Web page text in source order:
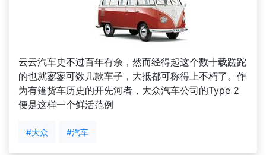
云云汽车史不过百年有余，然而经得起这个数十载蹉跎
的也就寥寥可数几款车子，大抵都可称得上不朽了。作
为有篷货车历史的开先河者，大众汽车公司的Type 2
便是这样一个鲜活范例
#大众 #汽车